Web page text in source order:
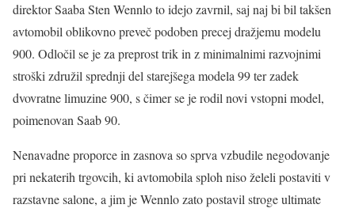
direktor Saaba Sten Wennlo to idejo zavrnil, saj naj bi bil takšen
avtomobil oblikovno preveč podoben precej dražjemu modelu
900. Odločil se je za preprost trik in z minimalnimi razvojnimi
stroški združil sprednji del starejšega modela 99 ter zadek
dvovratne limuzine 900, s čimer se je rodil novi vstopni model,
poimenovan Saab 90.
Nenavadne proporce in zasnova so sprva vzbudile negodovanje
pri nekaterih trgovcih, ki avtomobila sploh niso želeli postaviti v
razstavne salone, a jim je Wennlo zato postavil stroge ultimate